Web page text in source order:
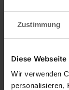
Zustimmung
Diese
Wir verwenden
personalisieren,